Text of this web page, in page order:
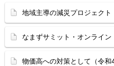
地域主導の減災プロジェクト
なまずサミット・オンライン
物価高への対策として（令和